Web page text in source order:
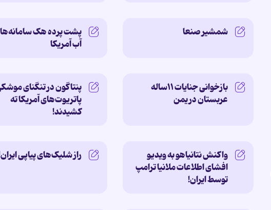
شمشیر صنعا
پشت پرده‌ هک
آب آمریکا
بازخوانی جنایات ۱۱ساله‌
عربستان در یمن
پنتاگون در تنگنای
پاتریوت‌های آمریکا ته
کشیدند!
واکنش نتانیاهو به ویدیو
افشای اطلاعات ملانیا ترامپ
توسط ایران!
راز شلیک‌های پیاپی